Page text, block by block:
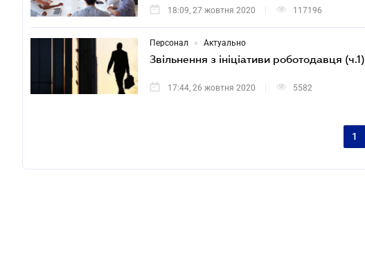
18:09, 27 жовтня 2020 117196
Персонал • Актуально
Звільнення з ініціативи роботодавця (ч.1)
17:44, 26 жовтня 2020 5582
1